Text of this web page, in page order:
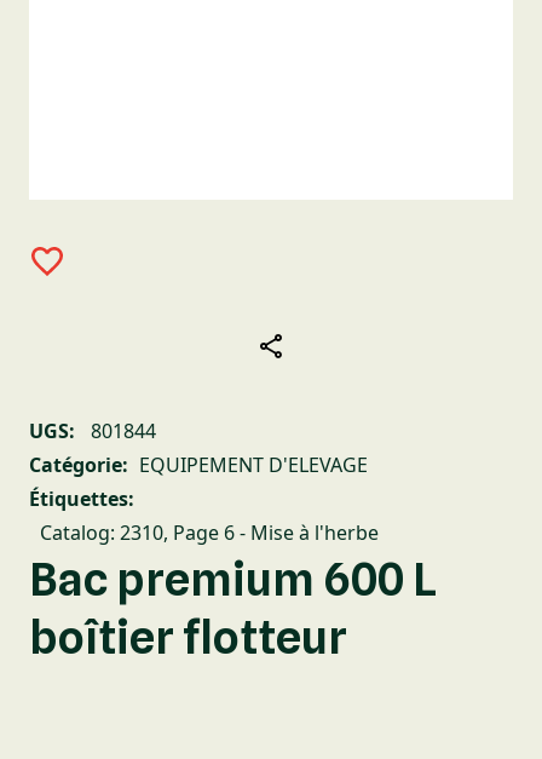
UGS:
801844
Catégorie: EQUIPEMENT D'ELEVAGE
Étiquettes:
Catalog: 2310, Page 6 - Mise à l'herbe
Bac premium 600 L
boîtier flotteur